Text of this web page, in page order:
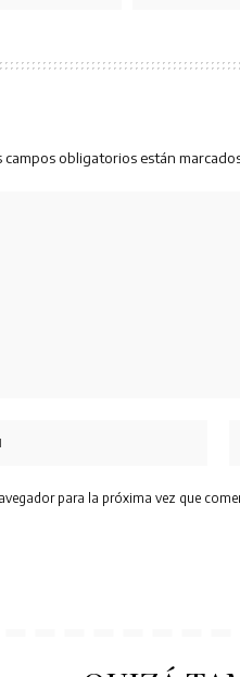
campos obligatorios están
para la próxima vez que